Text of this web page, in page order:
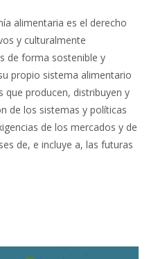
alimentaria es el derecho
y culturalmente
de forma sostenible y
propio sistema alimentario
que producen, distribuyen y
de los sistemas y políticas
de los mercados y de
de, e incluye a, las futuras